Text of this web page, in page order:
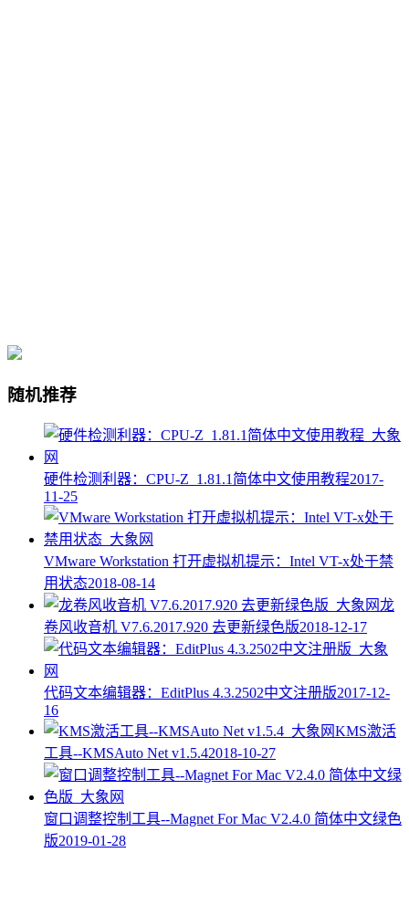
随机推荐
硬件检测利器：CPU-Z_1.81.1简体中文使用教程2017-
11-25
VMware Workstation 打开虚拟机提示：Intel VT-x处于禁
用状态2018-08-14
龙
卷风收音机 V7.6.2017.920 去更新绿色版2018-12-17
代码文本编辑器：EditPlus 4.3.2502中文注册版2017-12-
16
KMS激活
工具--KMSAuto Net v1.5.42018-10-27
窗口调整控制工具--Magnet For Mac V2.4.0 简体中文绿色
版2019-01-28